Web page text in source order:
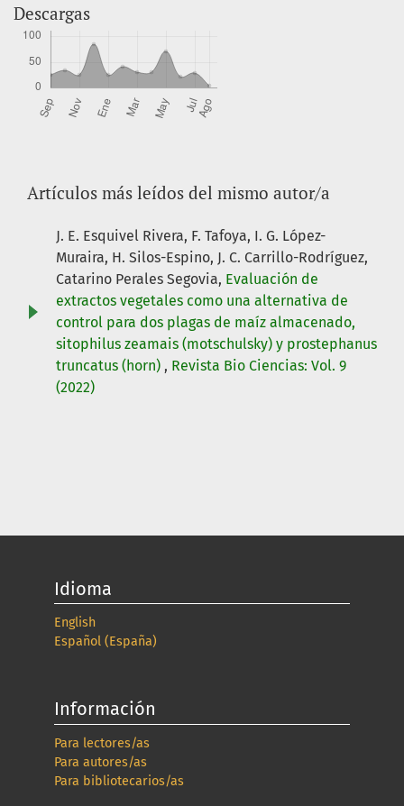
Descargas
Artículos más leídos del mismo autor/a
J. E. Esquivel Rivera, F. Tafoya, I. G. López-
Muraira, H. Silos-Espino, J. C. Carrillo-Rodríguez,
Catarino Perales Segovia, Evaluación de
extractos vegetales como una alternativa de
control para dos plagas de maíz almacenado,
sitophilus zeamais (motschulsky) y prostephanus
truncatus (horn) , Revista Bio Ciencias: Vol. 9
(2022)
Idioma
English
Español (España)
Información
Para lectores/as
Para autores/as
Para bibliotecarios/as